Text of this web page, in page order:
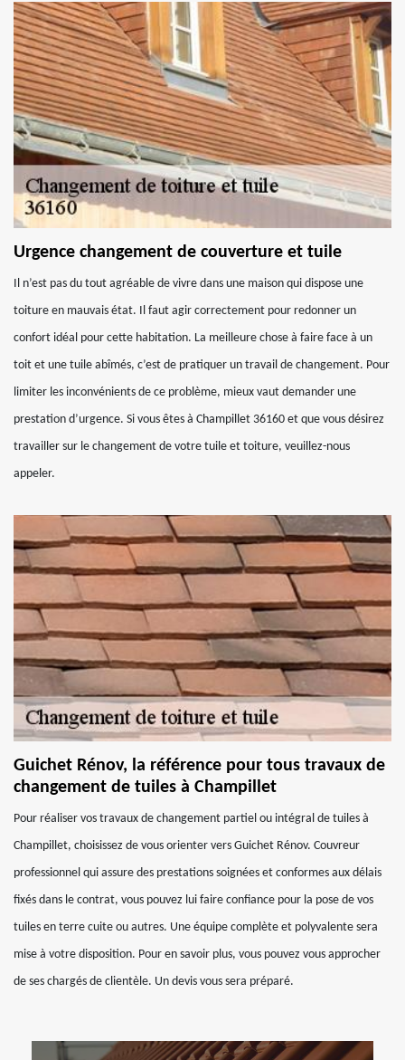
Urgence changement de couverture et tuile
Il n’est pas du tout agréable de vivre dans une maison qui dispose une
toiture en mauvais état. Il faut agir correctement pour redonner un
confort idéal pour cette habitation. La meilleure chose à faire face à un
toit et une tuile abîmés, c’est de pratiquer un travail de changement. Pour
limiter les inconvénients de ce problème, mieux vaut demander une
prestation d’urgence. Si vous êtes à Champillet 36160 et que vous désirez
travailler sur le changement de votre tuile et toiture, veuillez-nous
appeler.
Guichet Rénov, la référence pour tous travaux de
changement de tuiles à Champillet
Pour réaliser vos travaux de changement partiel ou intégral de tuiles à
Champillet, choisissez de vous orienter vers Guichet Rénov. Couvreur
professionnel qui assure des prestations soignées et conformes aux délais
fixés dans le contrat, vous pouvez lui faire confiance pour la pose de vos
tuiles en terre cuite ou autres. Une équipe complète et polyvalente sera
mise à votre disposition. Pour en savoir plus, vous pouvez vous approcher
de ses chargés de clientèle. Un devis vous sera préparé.